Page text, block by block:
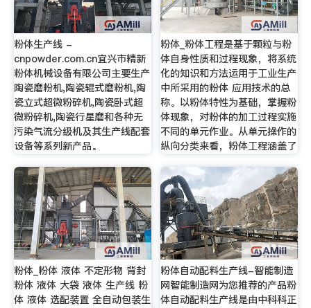
粉体生产线 -
cnpowder.com.cn宜兴市精新
粉体机械设备有限公司主要生产
陶瓷磨粉机,陶瓷辊式磨粉机,陶
瓷立式超微粉碎机,陶瓷卧式超
微粉碎机,陶瓷行星磨和各种无
污染气流分级机及其生产线配套
设备等系列新产品。
粉体_粉体工程是基于颗粒与粉
体自身性质和过程现象，将系统
化的知识和方法运用于工业生产
中所采用的粉体 应用技术的总
称。以粉体特性为基础，掌握粉
体现象，对粉体的加工过程实施
不同的单元作业。从单元操作的
纵向分类来看，粉体工程涵盖了
粉体_粉体 液体 不定形物 背封
粉体 液体 大袋 液体 生产线 粉
体 液体 选配装置 全自动包装生
粉体自动配料生产线-智能制造
网智能制造网为您推荐的产品粉
体自动配料生产线是由中科科正